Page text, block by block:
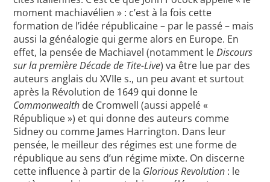
moment machiavélien » : c’est à la fois cette
formation de l’idée républicaine – par le passé – mais
aussi la généalogie qui germe alors en Europe. En
effet, la pensée de Machiavel (notamment leDiscours
sur la première Décade de Tite-Live) va être lue par des
auteurs anglais du XVIIe s., un peu avant et surtout
après la Révolution de 1649 qui donne le
Commonwealth de Cromwell (aussi appelé «
République ») et qui donne des auteurs comme
Sidney ou comme James Harrington. Dans leur
pensée, le meilleur des régimes est une forme de
république au sens d’un régime mixte. On discerne
cette influence à partir de la Glorious Revolution : le